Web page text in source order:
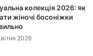
колекція 2026: як
жіночі босоніжки
2026